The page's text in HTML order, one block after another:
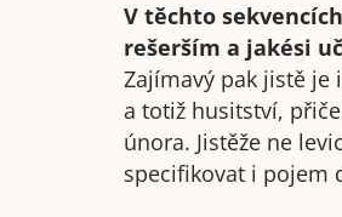
V těchto
rešerším a jakési
Zajímavý pak jistě je
a totiž husitství,
února. Jistěže ne
specifikovat i pojem